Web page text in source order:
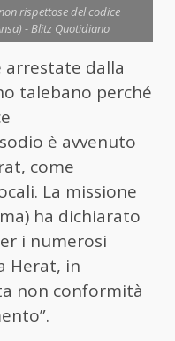
rispettose del codice
- Blitz Quotidiano
arrestate dalla
talebano perché
è avvenuto
come
La missione
ha dichiarato
i numerosi
Herat, in
non conformità